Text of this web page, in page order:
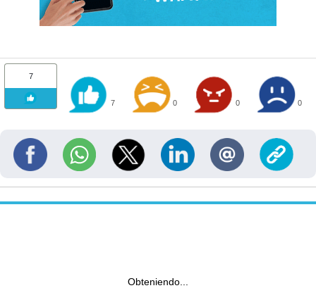
7
7 0 0 0
Obteniendo...